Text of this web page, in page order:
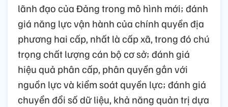
lãnh đạo của Đảng trong mô hình mới; đánh
giá năng lực vận hành của chính quyền địa
phương hai cấp, nhất là cấp xã, trong đó chú
trọng chất lượng cán bộ cơ sở; đánh giá
hiệu quả phân cấp, phân quyền gắn với
nguồn lực và kiểm soát quyền lực; đánh giá
chuyển đổi số dữ liệu, khả năng quản trị dựa